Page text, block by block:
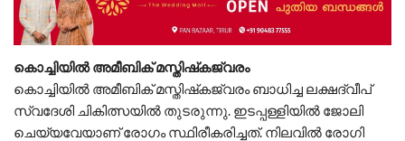
കൊച്ചിയില്‍ അമീബിക് മസ്തിഷ്‌കജ്വരം
കൊച്ചിയില്‍ അമീബിക് മസ്തിഷ്‌കജ്വരം ബാധിച്ച ലക്ഷദ്വീപ്
സ്വദേശി ചികിത്സയില്‍ തുടരുന്നു. ഇടപ്പള്ളിയില്‍ ജോലി
ചെയ്യവേയാണ് രോഗം സ്ഥിരീകരിച്ചത്. നിലവില്‍ രോഗി